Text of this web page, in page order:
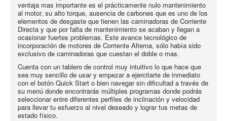
ventaja mas importante es el prácticamente nulo mantenimiento
al motor, su alto torque, ausencia de carbones que es uno de los
elementos de desgaste que tienen las caminadoras de Corriente
Directa y que por falta de mantenimiento se acaban y llegan a
ocasionar fuertes problemas. Este avance tecnológico de
incorporación de motores de Corriente Alterna, sólo había sido
exclusivo de caminadoras que cuestan el doble o mas.
Cuenta con un tablero de control muy intuitivo lo que hace que
sea muy sencillo de usar y empezar a ejercitarte de inmediato
con el botón Quick Start o bien navegar sin dificultad a través de
su menú donde encontrarás múltiples programas donde podrás
seleccionar entre diferentes perfiles de inclinación y velocidad
para llevar tu esfuerzo al nivel deseado y lograr tus metas de
estado físico.